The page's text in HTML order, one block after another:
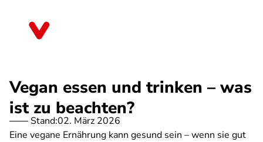
Vegan essen und trinken – was
ist zu beachten?
Stand:02. März 2026
Eine vegane Ernährung kann gesund sein – wenn sie gut